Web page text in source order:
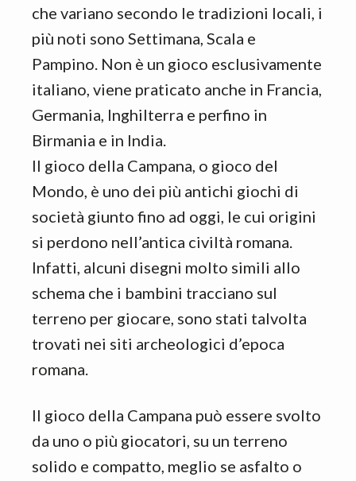
che variano secondo le tradizioni locali, i
più noti sono Settimana, Scala e
Pampino. Non è un gioco esclusivamente
italiano, viene praticato anche in Francia,
Germania, Inghilterra e perfino in
Birmania e in India.
Il gioco della Campana, o gioco del
Mondo, è uno dei più antichi giochi di
società giunto fino ad oggi, le cui origini
si perdono nell’antica civiltà romana.
Infatti, alcuni disegni molto simili allo
schema che i bambini tracciano sul
terreno per giocare, sono stati talvolta
trovati nei siti archeologici d’epoca
romana.
Il gioco della Campana può essere svolto
da uno o più giocatori, su un terreno
solido e compatto, meglio se asfalto o